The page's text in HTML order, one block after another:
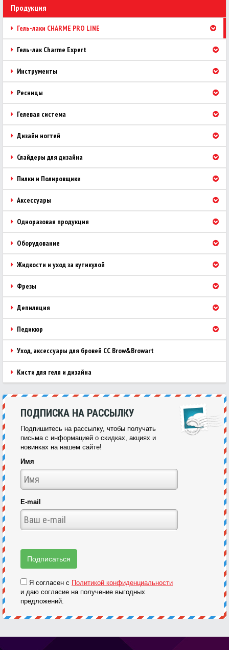
Продукция
Гель-лаки CHARME PRO LINE
Гель-лак Charme Expert
Инструменты
Ресницы
Гелевая система
Дизайн ногтей
Слайдеры для дизайна
Пилки и Полировщики
Аксессуары
Одноразовая продукция
Оборудование
Жидкости и уход за кутикулой
Фрезы
Депиляция
Педикюр
Уход, аксессуары для бровей CC Brow&Browart
Кисти для геля и дизайна
ПОДПИСКА НА РАССЫЛКУ
Подпишитесь на рассылку, чтобы получать
письма с информацией о скидках, акциях и
новинках на нашем сайте!
Имя
E-mail
Я согласен с Политикой конфиденциальности
и даю согласие на получение выгодных
предложений.